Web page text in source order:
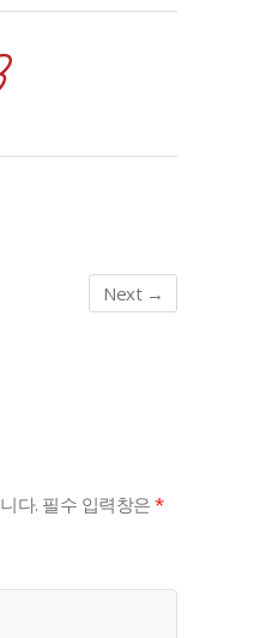
Next →
다. 필수 입력창은 *